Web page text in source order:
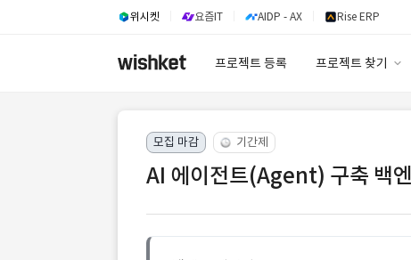
위시켓 요즘IT AIDP - AX Rise ERP
프로젝트 등록 프로젝트 찾기
모집 마감 기간제
AI 에이전트(Agent) 구축 백